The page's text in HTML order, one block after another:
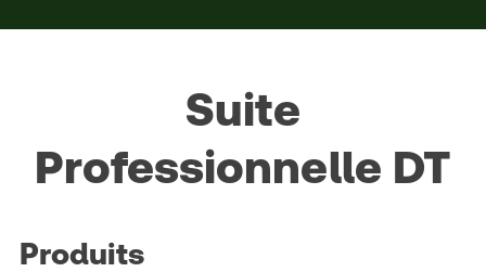
Suite
Professionnelle DT
Produits